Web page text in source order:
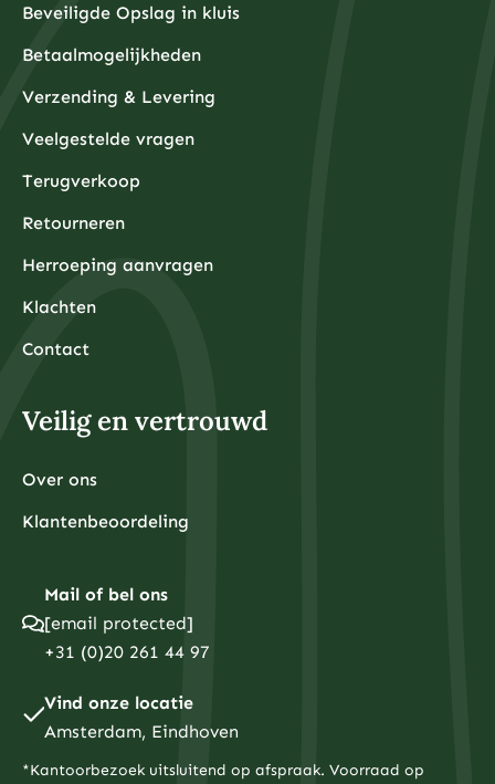
Beveiligde Opslag in kluis
Betaalmogelijkheden
Verzending & Levering
Veelgestelde vragen
Terugverkoop
Retourneren
Herroeping aanvragen
Klachten
Contact
Veilig en vertrouwd
Over ons
Klantenbeoordeling
Mail of bel ons
[email protected]
+31 (0)20 261 44 97
Vind onze locatie
Amsterdam, Eindhoven
*Kantoorbezoek uitsluitend op afspraak. Voorraad op